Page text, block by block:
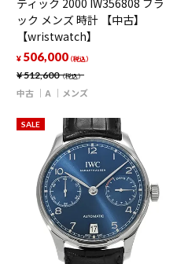
ティック 2000 IW356808 ブラ
ック メンズ 時計 【中古】
【wristwatch】
¥512,600（税込）
¥ 506,000（税込）
中古 A メンズ
SALE